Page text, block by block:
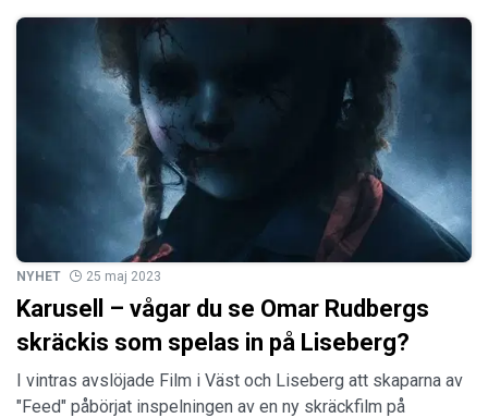
NYHET 25 maj 2023
Karusell – vågar du se Omar Rudbergs
skräckis som spelas in på Liseberg?
I vintras avslöjade Film i Väst och Liseberg att skaparna av
"Feed" påbörjat inspelningen av en ny skräckfilm på